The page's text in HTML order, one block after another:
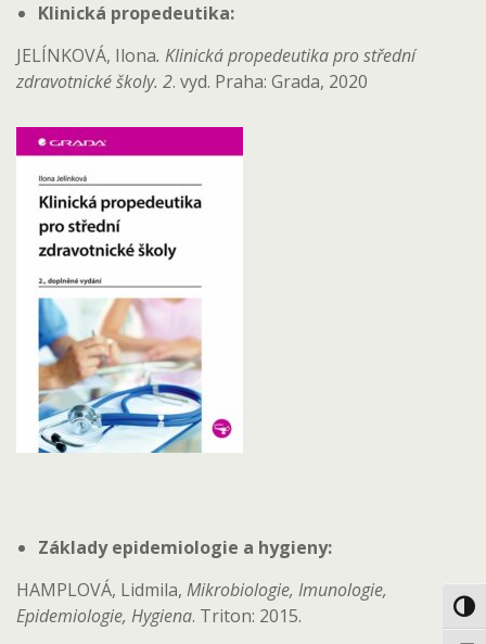
Klinická propedeutika:
JELÍNKOVÁ, Ilona. Klinická propedeutika pro střední
zdravotnické školy. 2. vyd. Praha: Grada, 2020
Základy epidemiologie a hygieny:
HAMPLOVÁ, Lidmila, Mikrobiologie, Imunologie,
Epidemiologie, Hygiena. Triton: 2015.